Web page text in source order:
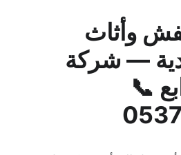
وأثاث
— شركة
📞